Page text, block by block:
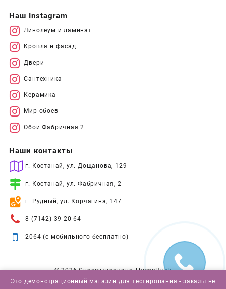
Наш Instagram
Линолеум и ламинат
Кровля и фасад
Двери
Сантехника
Керамика
Мир обоев
Обои Фабричная 2
Наши контакты
г. Костанай, ул. Дощанова, 129
г. Костанай, ул. Фабричная, 2
г. Рудный, ул. Корчагина, 147
8 (7142) 39-20-64
2064 (с мобильного бесплатно)
© 2026Спроектировано ThemeHunk
Это демонстрационный магазин для тестирования - заказы не